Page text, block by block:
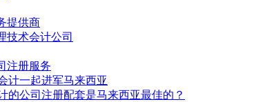
提供商
技术会计公司
注册服务
计一起进军马来西亚
的公司注册配套是马来西亚最佳的？